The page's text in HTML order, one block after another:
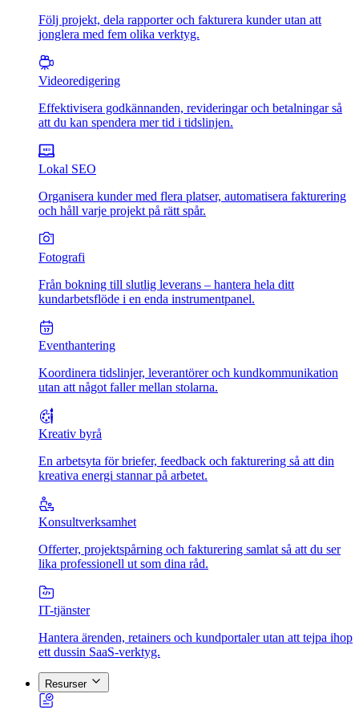
Följ projekt, dela rapporter och fakturera kunder utan att
jonglera med fem olika verktyg.
Videoredigering
Effektivisera godkännanden, revideringar och betalningar så
att du kan spendera mer tid i tidslinjen.
Lokal SEO
Organisera kunder med flera platser, automatisera fakturering
och håll varje projekt på rätt spår.
Fotografi
Från bokning till slutlig leverans – hantera hela ditt
kundarbetsflöde i en enda instrumentpanel.
Eventhantering
Koordinera tidslinjer, leverantörer och kundkommunikation
utan att något faller mellan stolarna.
Kreativ byrå
En arbetsyta för briefer, feedback och fakturering så att din
kreativa energi stannar på arbetet.
Konsultverksamhet
Offerter, projektspårning och fakturering samlat så att du ser
lika professionell ut som dina råd.
IT-tjänster
Hantera ärenden, retainers och kundportaler utan att tejpa ihop
ett dussin SaaS-verktyg.
Resurser